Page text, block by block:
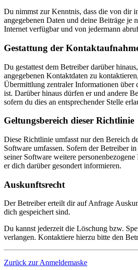
Du nimmst zur Kenntnis, dass die von dir
angegebenen Daten und deine Beiträge je
Internet verfügbar und von jedermann
Gestattung der
Du gestattest dem Betreiber darüber
angegebenen Kontaktdaten zu
Übermittlung zentraler Informationen über
ist. Darüber hinaus dürfen er und andere
sofern du dies an entsprechender Stelle
Geltungsbereich dieser Richtlinie
Diese Richtlinie umfasst nur den Bereich
Software umfassen. Sofern der Betreiber
seiner Software weitere
er dich darüber gesondert informieren.
Auskunftsrecht
Der Betreiber erteilt dir auf Anfrage
dich gespeichert sind.
Du kannst jederzeit die Löschung bzw.
verlangen. Kontaktiere hierzu bitte den
Zurück zur Anmeldemaske